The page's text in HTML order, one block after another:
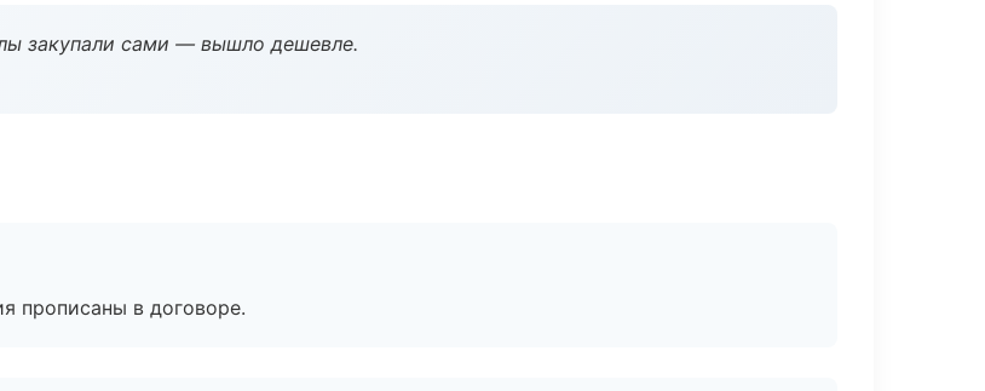
закупали сами — вышло дешевле.
прописаны в договоре.